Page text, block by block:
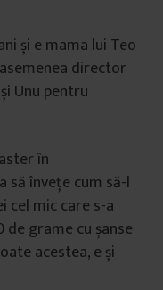
și e mama lui Teo
director
Unu pentru
în
să învețe cum să-l
cel mic care s-a
de grame cu șanse
acestea, e și